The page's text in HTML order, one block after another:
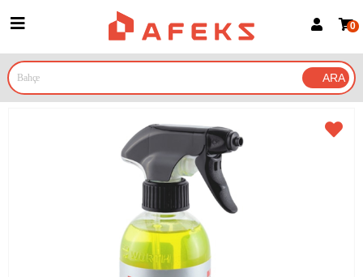
Google İle Bağlan
0